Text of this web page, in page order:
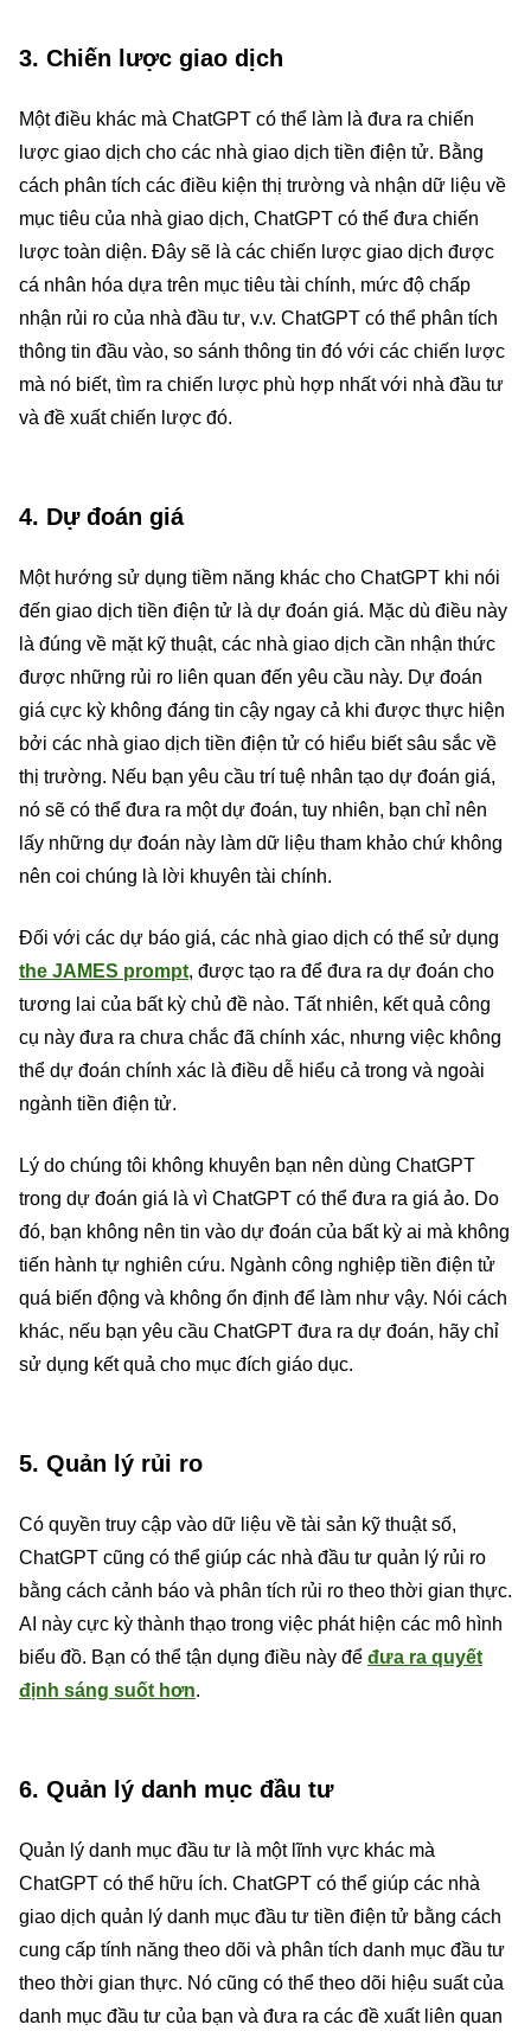
3. Chiến lược giao dịch
Một điều khác mà ChatGPT có thể làm là đưa ra chiến
lược giao dịch cho các nhà giao dịch tiền điện tử. Bằng
cách phân tích các điều kiện thị trường và nhận dữ liệu về
mục tiêu của nhà giao dịch, ChatGPT có thể đưa chiến
lược toàn diện. Đây sẽ là các chiến lược giao dịch được
cá nhân hóa dựa trên mục tiêu tài chính, mức độ chấp
nhận rủi ro của nhà đầu tư, v.v. ChatGPT có thể phân tích
thông tin đầu vào, so sánh thông tin đó với các chiến lược
mà nó biết, tìm ra chiến lược phù hợp nhất với nhà đầu tư
và đề xuất chiến lược đó.
4. Dự đoán giá
Một hướng sử dụng tiềm năng khác cho ChatGPT khi nói
đến giao dịch tiền điện tử là dự đoán giá. Mặc dù điều này
là đúng về mặt kỹ thuật, các nhà giao dịch cần nhận thức
được những rủi ro liên quan đến yêu cầu này. Dự đoán
giá cực kỳ không đáng tin cậy ngay cả khi được thực hiện
bởi các nhà giao dịch tiền điện tử có hiểu biết sâu sắc về
thị trường. Nếu bạn yêu cầu trí tuệ nhân tạo dự đoán giá,
nó sẽ có thể đưa ra một dự đoán, tuy nhiên, bạn chỉ nên
lấy những dự đoán này làm dữ liệu tham khảo chứ không
nên coi chúng là lời khuyên tài chính.
Đối với các dự báo giá, các nhà giao dịch có thể sử dụng
the JAMES prompt, được tạo ra để đưa ra dự đoán cho
tương lai của bất kỳ chủ đề nào. Tất nhiên, kết quả công
cụ này đưa ra chưa chắc đã chính xác, nhưng việc không
thể dự đoán chính xác là điều dễ hiểu cả trong và ngoài
ngành tiền điện tử.
Lý do chúng tôi không khuyên bạn nên dùng ChatGPT
trong dự đoán giá là vì ChatGPT có thể đưa ra giá ảo. Do
đó, bạn không nên tin vào dự đoán của bất kỳ ai mà không
tiến hành tự nghiên cứu. Ngành công nghiệp tiền điện tử
quá biến động và không ổn định để làm như vậy. Nói cách
khác, nếu bạn yêu cầu ChatGPT đưa ra dự đoán, hãy chỉ
sử dụng kết quả cho mục đích giáo dục.
5. Quản lý rủi ro
Có quyền truy cập vào dữ liệu về tài sản kỹ thuật số,
ChatGPT cũng có thể giúp các nhà đầu tư quản lý rủi ro
bằng cách cảnh báo và phân tích rủi ro theo thời gian thực.
AI này cực kỳ thành thạo trong việc phát hiện các mô hình
biểu đồ. Bạn có thể tận dụng điều này để đưa ra quyết
định sáng suốt hơn.
6. Quản lý danh mục đầu tư
Quản lý danh mục đầu tư là một lĩnh vực khác mà
ChatGPT có thể hữu ích. ChatGPT có thể giúp các nhà
giao dịch quản lý danh mục đầu tư tiền điện tử bằng cách
cung cấp tính năng theo dõi và phân tích danh mục đầu tư
theo thời gian thực. Nó cũng có thể theo dõi hiệu suất của
danh mục đầu tư của bạn và đưa ra các đề xuất liên quan